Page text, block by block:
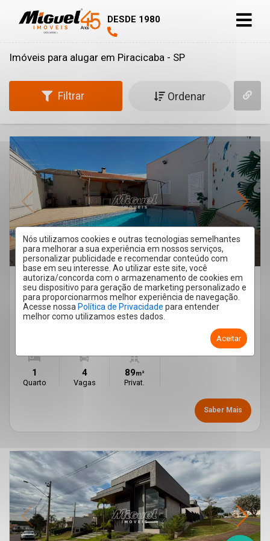
DESDE 1980
Nós utilizamos cookies e outras tecnologias semelhantes
para melhorar a sua experiência em nossos serviços,
personalizar publicidade e recomendar conteúdo com
base em seu interesse. Ao utilizar este site, você
autoriza/concorda com o armazenamento de cookies em
seu dispositivo para geração de marketing personalizado e
para proporcionarmos melhor experiência de navegação.
Acesse nossa Política de Privacidade para entender
melhor como utilizamos estes dados.
Aceitar
Imóveis para alugar em Piracicaba - SP
Filtrar Ordenar
EDÍCULA 1 QUARTO SANTA TEREZINHA 89M²
SANTA TEREZINHA - PIRACICABA/SP
Cód.: 41235
R$ 2.500,00
IPTU R$ 82,08
1
Quarto
4
Vagas
89m²
Privat.
Saber Mais